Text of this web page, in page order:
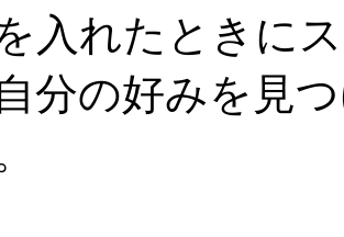
入れたときに
分の好みを見